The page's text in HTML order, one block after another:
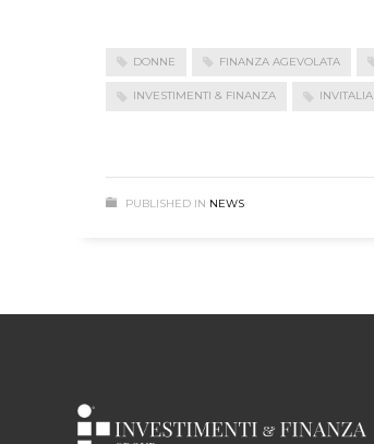
DONNE FINANZA AGEVOLATA
INVESTIMENTI & FINANZA INVITALIA
PUBLISHED IN NEWS